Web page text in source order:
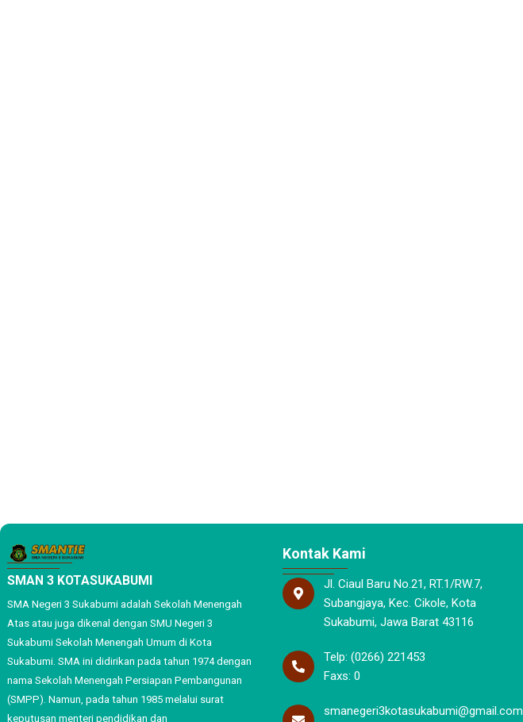
SMAN 3 KOTASUKABUMI
SMA Negeri 3 Sukabumi adalah Sekolah Menengah
Atas atau juga dikenal dengan SMU Negeri 3
Sukabumi Sekolah Menengah Umum di Kota
Sukabumi. SMA ini didirikan pada tahun 1974 dengan
nama Sekolah Menengah Persiapan Pembangunan
(SMPP). Namun, pada tahun 1985 melalui surat
keputusan menteri pendidikan dan
Kontak Kami
Jl. Ciaul Baru No.21, RT.1/RW.7,
Subangjaya, Kec. Cikole, Kota
Sukabumi, Jawa Barat 43116
Telp: (0266) 221453
Faxs: 0
smanegeri3kotasukabumi@gmail.com